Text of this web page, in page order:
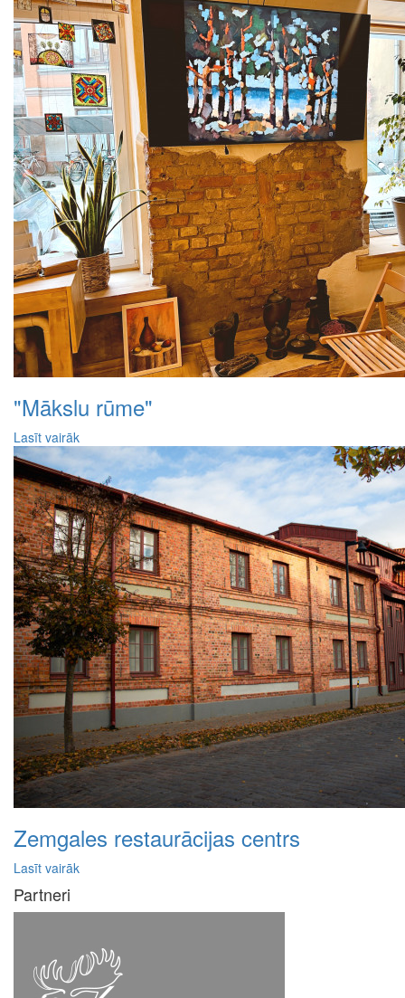
"Mākslu rūme"
Lasīt vairāk
Zemgales restaurācijas centrs
Lasīt vairāk
Partneri